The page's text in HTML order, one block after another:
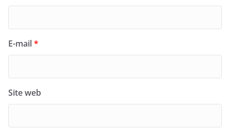
E-mail*
Site web